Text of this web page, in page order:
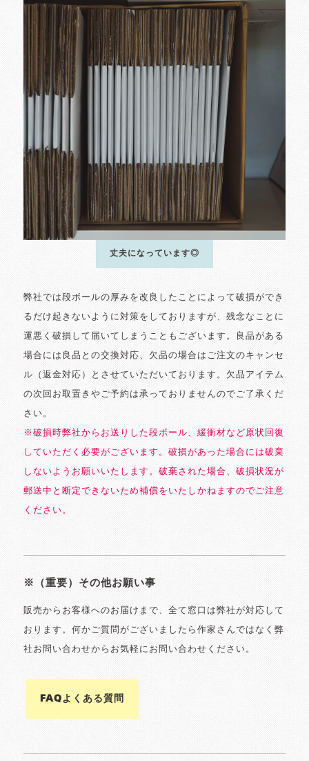
丈夫になっています◎
弊社では段ボールの厚みを改良したことによって破損ができ
るだけ起きないように対策をしておりますが、残念なことに
運悪く破損して届いてしまうこともございます。良品がある
場合には良品との交換対応、欠品の場合はご注文のキャンセ
ル（返金対応）とさせていただいております。欠品アイテム
の次回お取置きやご予約は承っておりませんのでご了承くだ
さい。
※破損時弊社からお送りした段ボール、緩衝材など原状回復
していただく必要がございます。破損があった場合には破棄
しないようお願いいたします。破棄された場合、破損状況が
郵送中と断定できないため補償をいたしかねますのでご注意
ください。
※（重要）その他お願い事
販売からお客様へのお届けまで、全て窓口は弊社が対応して
おります。何かご質問がございましたら作家さんではなく弊
社お問い合わせからお気軽にお問い合わせください。
FAQよくある質問